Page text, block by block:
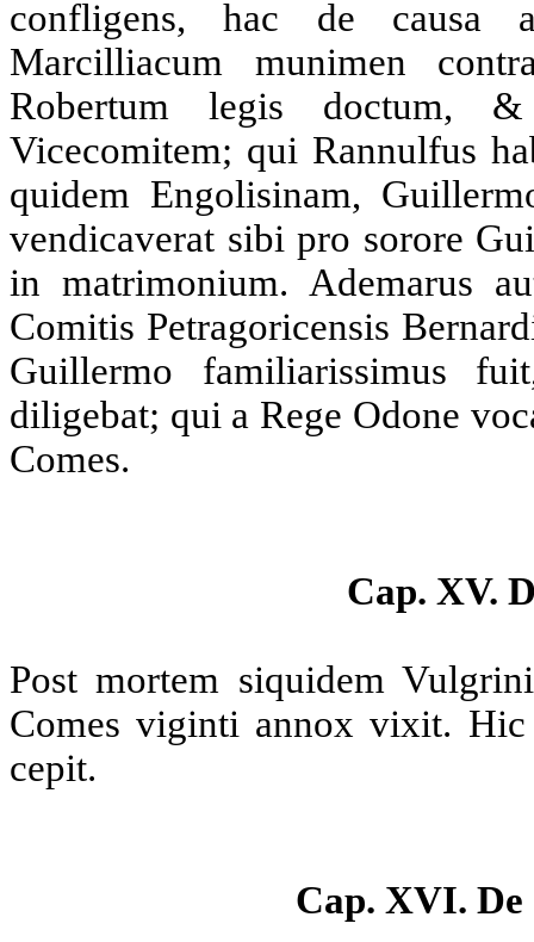
confligens, hac de causa
Marcilliacum munimen
Robertum legis doctum,
Vicecomitem; qui Rannulfus
quidem Engolisinam,
vendicaverat sibi pro sorore
in matrimonium. Ademarus
Comitis Petragoricensis
Guillermo familiarissimus
diligebat; qui a Rege Odone
Comes.
Cap. XV.
Post mortem siquidem
Comes viginti annox vixit. Hic
cepit.
Cap. XVI. De